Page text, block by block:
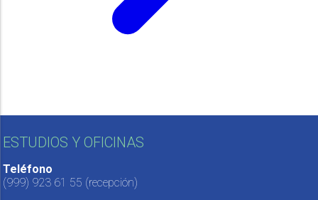
ESTUDIOS Y OFICINAS
Teléfono
(999) 923 61 55 (recepción)